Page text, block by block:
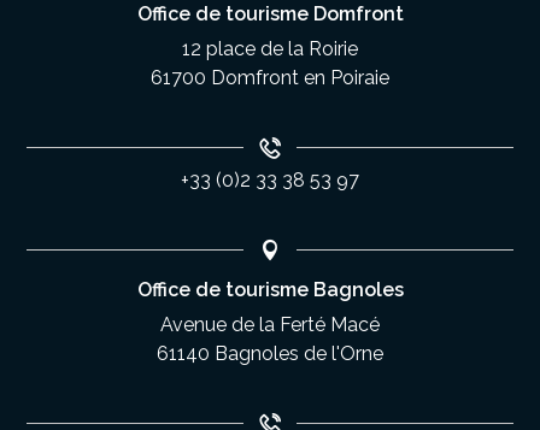
Office de tourisme Domfront
12 place de la Roirie
61700 Domfront en Poiraie
+33 (0)2 33 38 53 97
Office de tourisme Bagnoles
Avenue de la Ferté Macé
61140 Bagnoles de l'Orne